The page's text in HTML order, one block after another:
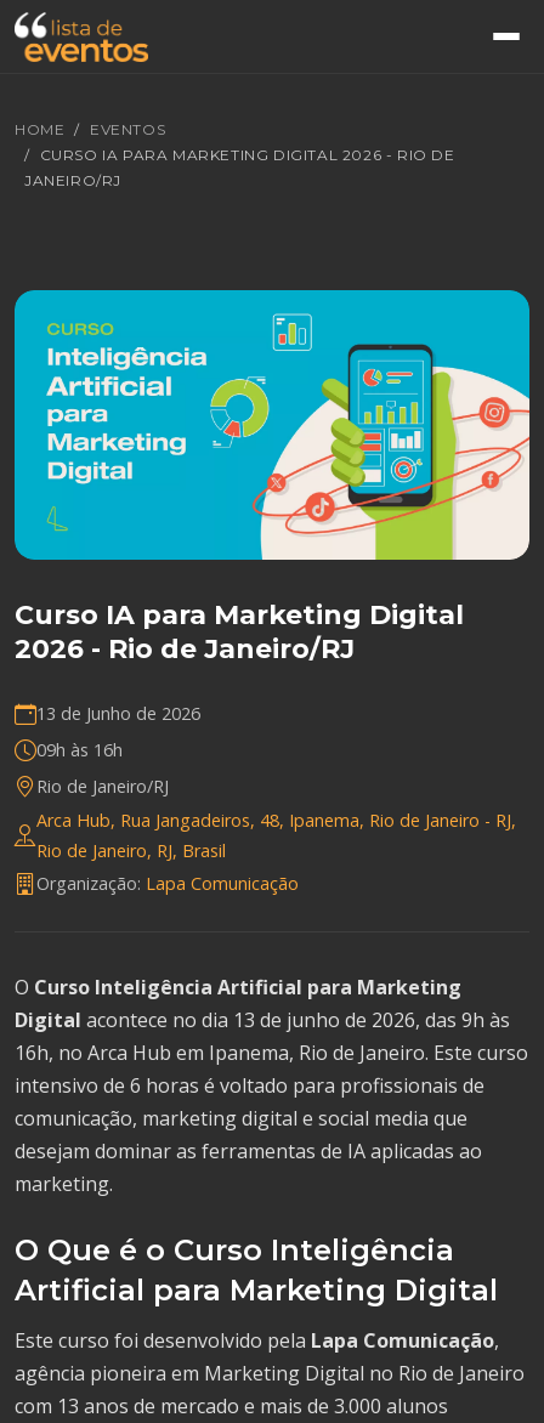
HOME
EVENTOS
CURSO IA PARA MARKETING DIGITAL 2026 - RIO DE
JANEIRO/RJ
Curso IA para Marketing Digital
2026 - Rio de Janeiro/RJ
13 de Junho de 2026
09h às 16h
Rio de Janeiro/RJ
Arca Hub, Rua Jangadeiros, 48, Ipanema, Rio de Janeiro - RJ,
Rio de Janeiro, RJ, Brasil
Organização: Lapa Comunicação
O Curso Inteligência Artificial para Marketing
Digital acontece no dia 13 de junho de 2026, das 9h às
16h, no Arca Hub em Ipanema, Rio de Janeiro. Este curso
intensivo de 6 horas é voltado para profissionais de
comunicação, marketing digital e social media que
desejam dominar as ferramentas de IA aplicadas ao
marketing.
O Que é o Curso Inteligência
Artificial para Marketing Digital
Este curso foi desenvolvido pela Lapa Comunicação,
agência pioneira em Marketing Digital no Rio de Janeiro
com 13 anos de mercado e mais de 3.000 alunos